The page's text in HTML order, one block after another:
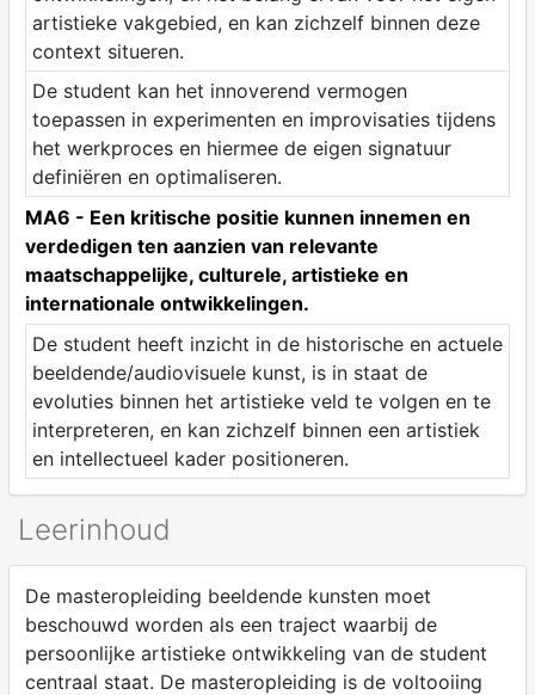
artistieke vakgebied, en kan zichzelf binnen deze
context situeren.
De student kan het innoverend vermogen
toepassen in experimenten en improvisaties tijdens
het werkproces en hiermee de eigen signatuur
definiëren en optimaliseren.
MA6 - Een kritische positie kunnen innemen en
verdedigen ten aanzien van relevante
maatschappelijke, culturele, artistieke en
internationale ontwikkelingen.
De student heeft inzicht in de historische en actuele
beeldende/audiovisuele kunst, is in staat de
evoluties binnen het artistieke veld te volgen en te
interpreteren, en kan zichzelf binnen een artistiek
en intellectueel kader positioneren.
Leerinhoud
De masteropleiding beeldende kunsten moet
beschouwd worden als een traject waarbij de
persoonlijke artistieke ontwikkeling van de student
centraal staat. De masteropleiding is de voltooiing